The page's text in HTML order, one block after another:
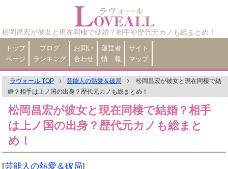
松岡昌宏が彼女と現在同棲で結婚？相手や歴代元カノも総まとめ！
トップ
ページ
ブログ
ランキング
お問い
合わせ
運営者
情 報
サイト
マップ
ラヴォール TOP 芸能人の熱愛＆破局
松岡昌宏が彼女と現在同棲で結
婚？相手は上ノ国の出身？歴代元カノも総まとめ！
松岡昌宏が彼女と現在同棲で結婚？相手
は上ノ国の出身？歴代元カノも総まと
め！
[芸能人の熱愛＆破局]